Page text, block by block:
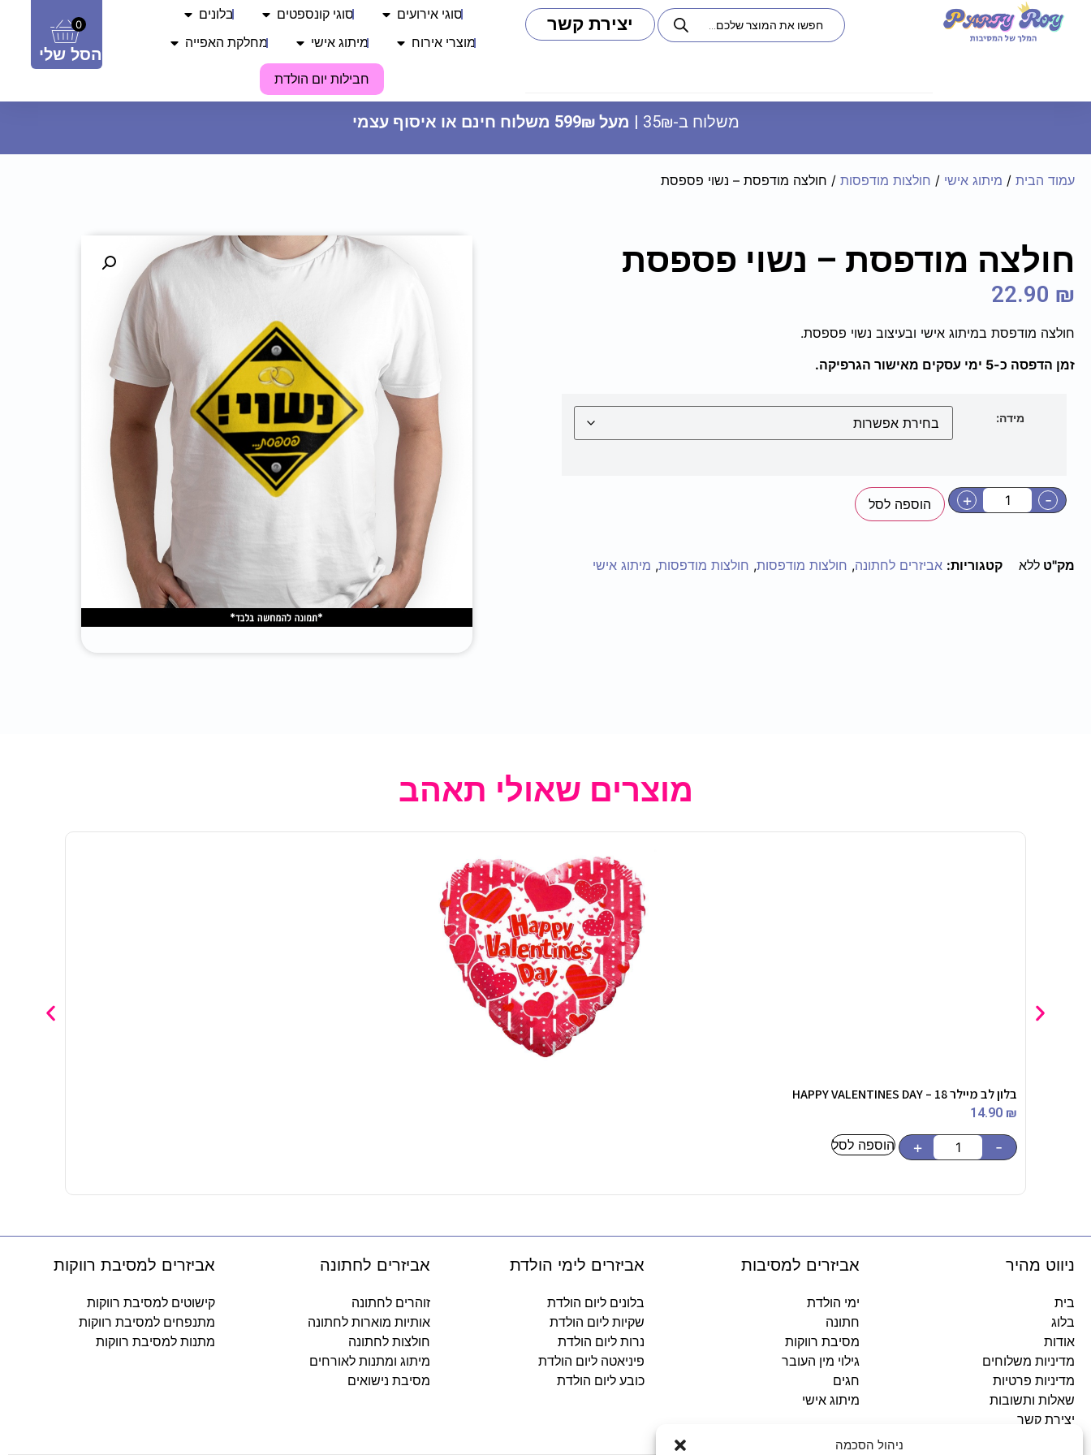
ניהול הסכמה
פאוץ' - מכבי חיפה
0
הסל שלי
יצירת קשר סוגי אירועים סוגי קונספטים בלונים
מוצרי אירוח מיתוג אישי מחלקת האפייה
חבילות יום הולדת
משלוח ב-35₪ | מעל 599₪ משלוח חינם או איסוף עצמי
עמוד הבית / מיתוג אישי / חולצות מודפסות / חולצה מודפסת – נשוי פספסת
חולצה מודפסת – נשוי פספסת
22.90 ₪
חולצה מודפסת במיתוג אישי ובעיצוב נשוי פספסת.
זמן הדפסה כ-5 ימי עסקים מאישור הגרפיקה.
מידה:
-
+ הוספה לסל
מק"ט ללא קטגוריות: אביזרים לחתונה, חולצות מודפסות, חולצות מודפסות, מיתוג אישי
מוצרים שאולי תאהב
בלון לב מיילר 18 – HAPPY VALENTINES DAY
14.90 ₪
-
+ הוספה לסל
ניווט מהיר
בית
בלוג
אודות
מדיניות משלוחים
מדיניות פרטיות
שאלות ותשובות
יצירת קשר
אביזרים למסיבות
ימי הולדת
חתונה
מסיבת רווקות
גילוי מין העובר
חגים
מיתוג אישי
אביזרים לימי הולדת
בלונים ליום הולדת
שקיות ליום הולדת
נרות ליום הולדת
פיניאטה ליום הולדת
כובע ליום הולדת
אביזרים לחתונה
זוהרים לחתונה
אותיות מוארות לחתונה
חולצות לחתונה
מיתוג ומתנות לאורחים
מסיבת נישואים
אביזרים למסיבת רווקות
קישוטים למסיבת רווקות
מתנפחים למסיבת רווקות
מתנות למסיבת רווקות